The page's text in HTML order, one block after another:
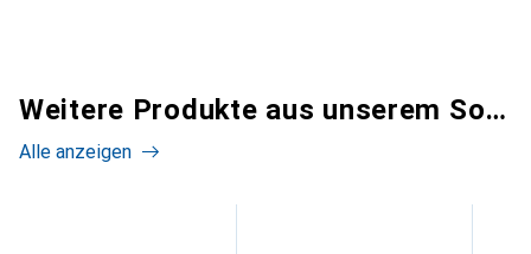
Weitere Produkte aus unserem Sortiment
Alle anzeigen